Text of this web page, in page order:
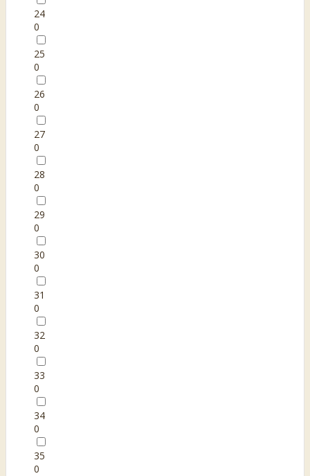
24
0
25
0
26
0
27
0
28
0
29
0
30
0
31
0
32
0
33
0
34
0
35
0